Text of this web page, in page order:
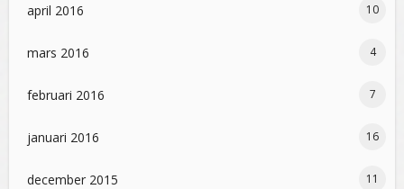
april 2016 10
mars 2016 4
februari 2016 7
januari 2016 16
december 2015 11